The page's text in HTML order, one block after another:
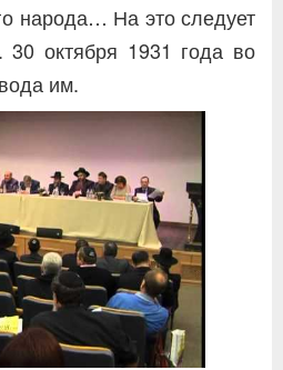
народа… На это следует
30 октября 1931 года во
им.